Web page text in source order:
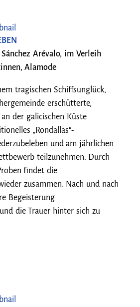
Arévalo, im Verleih
Alamode
tragischen Schiffsunglück,
erschütterte,
der galicischen Küste
„Rondallas“-
und am jährlichen
teilzunehmen. Durch
findet die
zusammen. Nach und nach
Begeisterung
die Trauer hinter sich zu